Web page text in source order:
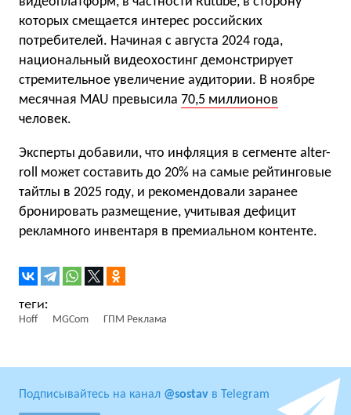
которых смещается интерес российских
потребителей. Начиная с августа 2024 года,
национальный видеохостинг демонстрирует
стремительное увеличение аудитории. В ноябре
месячная MAU превысила 70,5 миллионов
человек.
Эксперты добавили, что инфляция в сегменте alter-
roll может составить до 20% на самые рейтинговые
тайтлы в 2025 году, и рекомендовали заранее
бронировать размещение, учитывая дефицит
рекламного инвентаря в премиальном контенте.
Hoff MGCom ГПМ Реклама
Подписывайтесь на канал @sostav в Telegram